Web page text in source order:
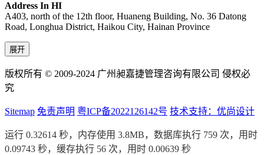
Address In HI
A403, north of the 12th floor, Huaneng Building, No. 36 Datong
Road, Longhua District, Haikou City, Hainan Province
展开
版权所有 © 2009-2024 广州昶嘉捷管理咨询有限公司 侵权必
究
Sitemap 免责声明 粤ICP备2022126142号 技术支持：优尚设计
运行 0.32614 秒，内存使用 3.8MB，数据库执行 759 次，用时
0.09743 秒，缓存执行 56 次，用时 0.00639 秒